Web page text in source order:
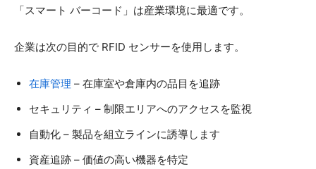
「スマート バーコード」は産業環境に最適です。
企業は次の目的で RFID センサーを使用します。
在庫管理 – 在庫室や倉庫内の品目を追跡
セキュリティ – 制限エリアへのアクセスを監視
自動化 – 製品を組立ラインに誘導します
資産追跡 – 価値の高い機器を特定